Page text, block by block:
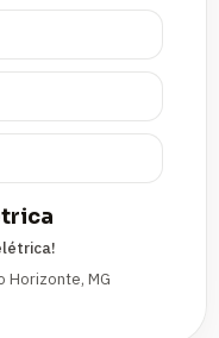
Horizonte, MG